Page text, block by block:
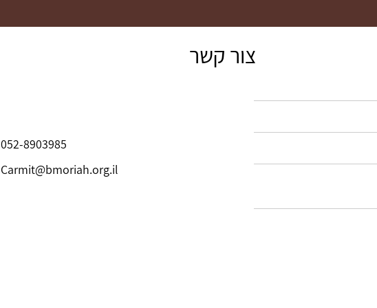
צור קשר
052-8903985
Carmit@bmoriah.org.il